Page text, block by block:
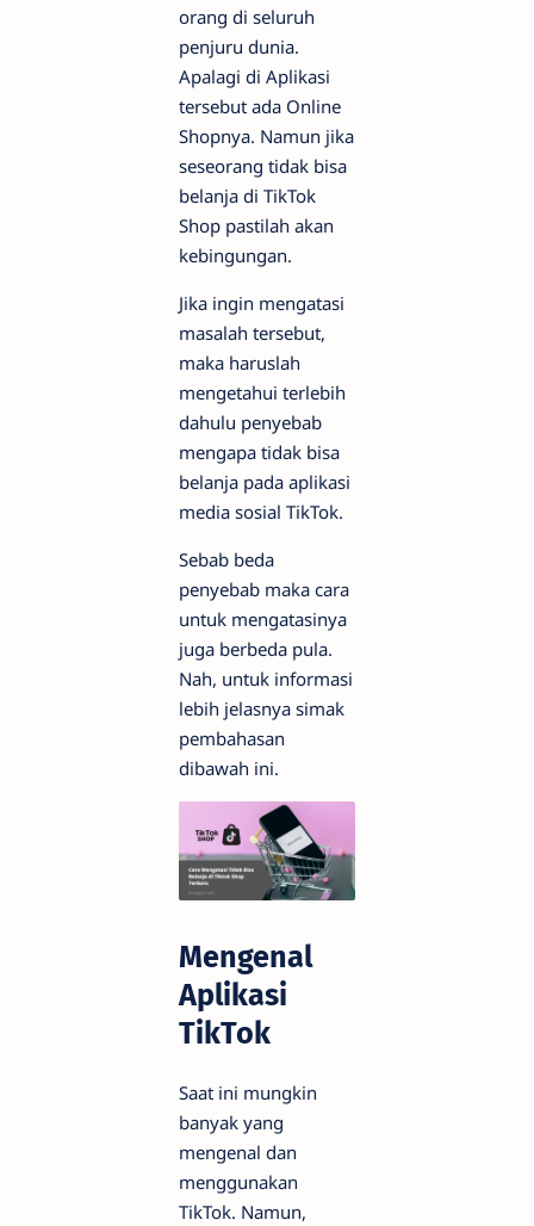
orang di seluruh
penjuru dunia.
Apalagi di Aplikasi
tersebut ada Online
Shopnya. Namun jika
seseorang tidak bisa
belanja di TikTok
Shop pastilah akan
kebingungan.
Jika ingin mengatasi
masalah tersebut,
maka haruslah
mengetahui terlebih
dahulu penyebab
mengapa tidak bisa
belanja pada aplikasi
media sosial TikTok.
Sebab beda
penyebab maka cara
untuk mengatasinya
juga berbeda pula.
Nah, untuk informasi
lebih jelasnya simak
pembahasan
dibawah ini.
Mengenal
Aplikasi
TikTok
Saat ini mungkin
banyak yang
mengenal dan
menggunakan
TikTok. Namun,